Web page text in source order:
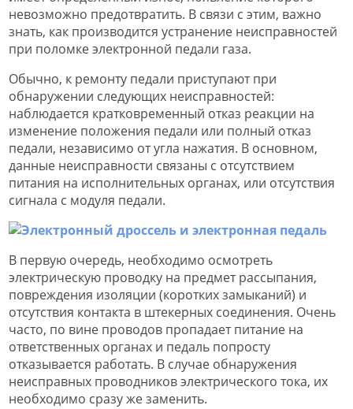
невозможно предотвратить. В связи с этим, важно
знать, как производится устранение неисправностей
при поломке электронной педали газа.
Обычно, к ремонту педали приступают при
обнаружении следующих неисправностей:
наблюдается кратковременный отказ реакции на
изменение положения педали или полный отказ
педали, независимо от угла нажатия. В основном,
данные неисправности связаны с отсутствием
питания на исполнительных органах, или отсутствия
сигнала с модуля педали.
В первую очередь, необходимо осмотреть
электрическую проводку на предмет рассыпания,
повреждения изоляции (коротких замыканий) и
отсутствия контакта в штекерных соединения. Очень
часто, по вине проводов пропадает питание на
ответственных органах и педаль попросту
отказывается работать. В случае обнаружения
неисправных проводников электрического тока, их
необходимо сразу же заменить.